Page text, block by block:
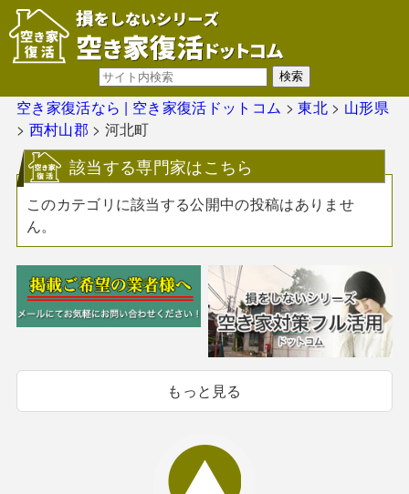
空き家復活なら | 空き家復活ドットコム >東北> 山形県
> 西村山郡 > 河北町
該当する専門家はこちら
このカテゴリに該当する公開中の投稿はありませ
ん。
もっと見る